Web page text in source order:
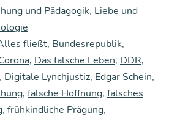
che
Selbst
und Pädagogik, Liebe und
fließt, Bundesrepublik,
, Das falsche Leben, DDR,
, Digitale Lynchjustiz, Edgar Schein,
, falsche Hoffnung, falsches
, frühkindliche Prägung,